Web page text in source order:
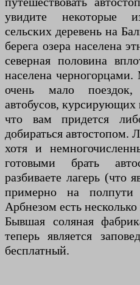
увидите некоторые
сельских деревень на
берега озера населена
северная половина
населена
очень мало
автобусов, курсирующих
что вам придется
добираться автостопом.
хотя и
готовыми брать
разбиваете лагерь (что
примерно на
Арбнезом есть
Бывшая соляная
теперь является
бесплатный.